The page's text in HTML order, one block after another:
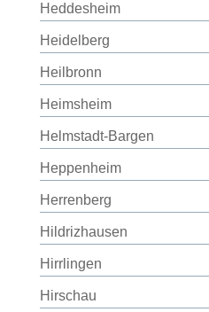
Heddesheim
Heidelberg
Heilbronn
Heimsheim
Helmstadt-Bargen
Heppenheim
Herrenberg
Hildrizhausen
Hirrlingen
Hirschau